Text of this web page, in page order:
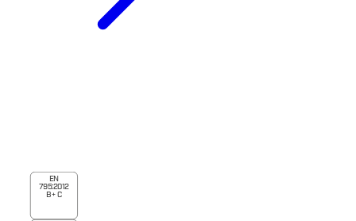
EN
795:2012
B + C